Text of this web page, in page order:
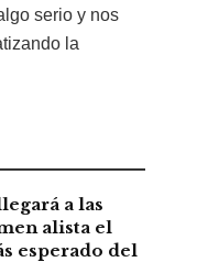
serio y nos
la
a las
alista el
esperado del